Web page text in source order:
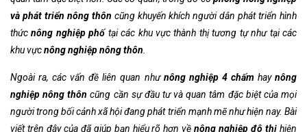
và phát triển nông thôn cũng khuyến khích người dân phát triển hình
thứcnông nghiệp phốtại các khu vực thành thị tương tự như tại các
khu vựcnông nghiệp nông thôn
Ngoài ra, các vấn đề liên quan nhưnông nghiệp 4 chấmhaynông
nghiệp nông thôncũng cần sự đầu tư và quan tâm đặc biệt của mọi
người trong bối cảnh xã hội đang phát triển mạnh mẽ như hiện nay. Bài
viết trên đây của đã giúp bạn hiểu rõ hơn vềnông nghiệp đô thịhiện